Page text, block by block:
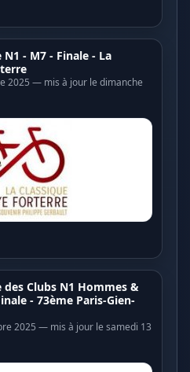
N1 - M7 - Finale - La
2025 — mis à jour le dimanche
des Clubs N1 Hommes &
- 73ème Paris-Gien-
2025 — mis à jour le samedi 13